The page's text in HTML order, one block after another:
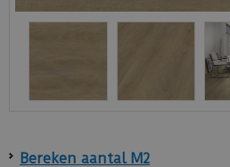
Bereken aantal M2